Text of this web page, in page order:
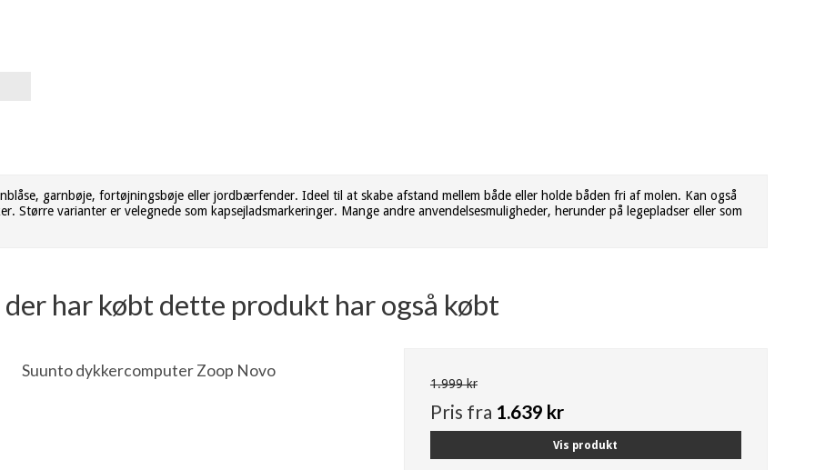
garnbøje, fortøjningsbøje eller jordbærfender. Ideel til at skabe afstand mellem både eller holde båden fri af molen. Kan også
Større varianter er velegnede som kapsejladsmarkeringer. Mange andre anvendelsesmuligheder, herunder på legepladser eller som
har købt dette produkt har også købt
Suunto dykkercomputer Zoop Novo
1.999 kr
Pris fra 1.639 kr
Vis produkt